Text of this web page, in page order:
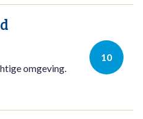
10
omgeving.